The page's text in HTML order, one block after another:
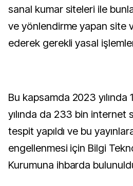
sanal kumar siteleri ile
ve yönlendirme yapan site
ederek gerekli yasal
Bu kapsamda 2023
yılında da 233 bin internet
tespit yapıldı ve bu
engellenmesi için Bilgi
Kurumuna ihbarda